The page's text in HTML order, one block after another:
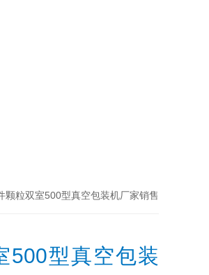
颗粒双室500型真空包装机厂家销售
500型真空包装